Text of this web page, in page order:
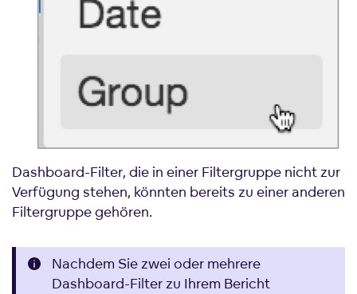
Dashboard-Filter, die in einer Filtergruppe nicht zur
Verfügung stehen, könnten bereits zu einer anderen
Filtergruppe gehören.
Nachdem Sie zwei oder mehrere
Dashboard-Filter zu Ihrem Bericht